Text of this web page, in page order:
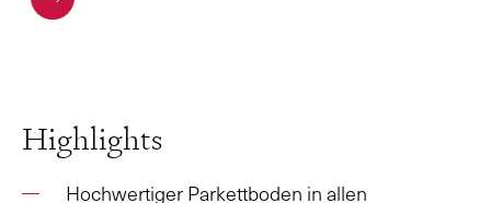
Highlights
Hochwertiger Parkettboden in allen